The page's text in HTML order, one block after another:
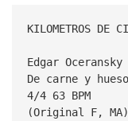
KILOMETROS DE
Edgar Oceransky
De carne y
4/4 63 BPM
(Original F, MA)